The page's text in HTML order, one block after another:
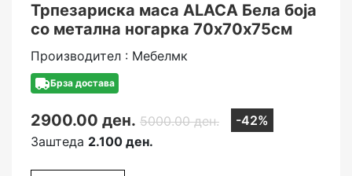
Трпезариска маса ALACA Бела боја
со метална ногарка 70x70х75cм
Производител : Мебелмк
Брза достава
2900.00 ден. 5000.00 ден.
-42%
Заштеда 2.100 ден.